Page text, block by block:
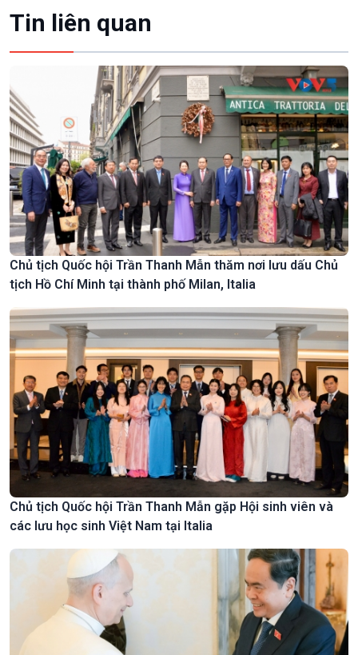
Tin liên quan
Chủ tịch Quốc hội Trần Thanh Mẫn thăm nơi lưu dấu Chủ
tịch Hồ Chí Minh tại thành phố Milan, Italia
Chủ tịch Quốc hội Trần Thanh Mẫn gặp Hội sinh viên và
các lưu học sinh Việt Nam tại Italia